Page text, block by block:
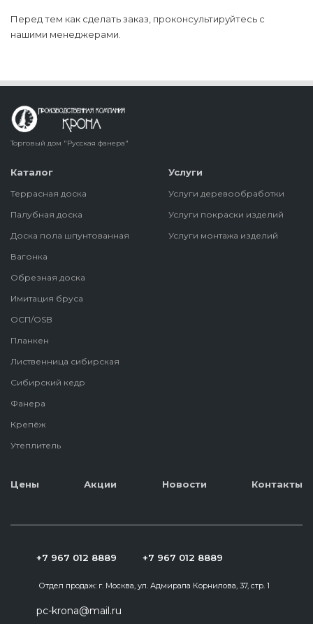
Перед тем как сделать заказ, проконсультируйтесь с
нашими менеджерами.
Торговый дом "Русская фанера"
Каталог
Террасная доска
Палубная доска
Доска пола шпунтованная
Вагонка
Обрезная доска
Имитация бруса
ОСП/OSB
Планкен
Лиственница сибирская
Сибирский кедр
Фанера
Крепёж
Утеплитель
Услуги
Услуги деревообработки
Услуги покраски изделий
Услуги монтажа изделий
Цены Акции Новости Контакты
+7 967 012 8889 +7 967 012 8889
Отдел продаж: г. Москва, ул. Адмирала Корнилова, 37, стр. 1
pc-krona@mail.ru